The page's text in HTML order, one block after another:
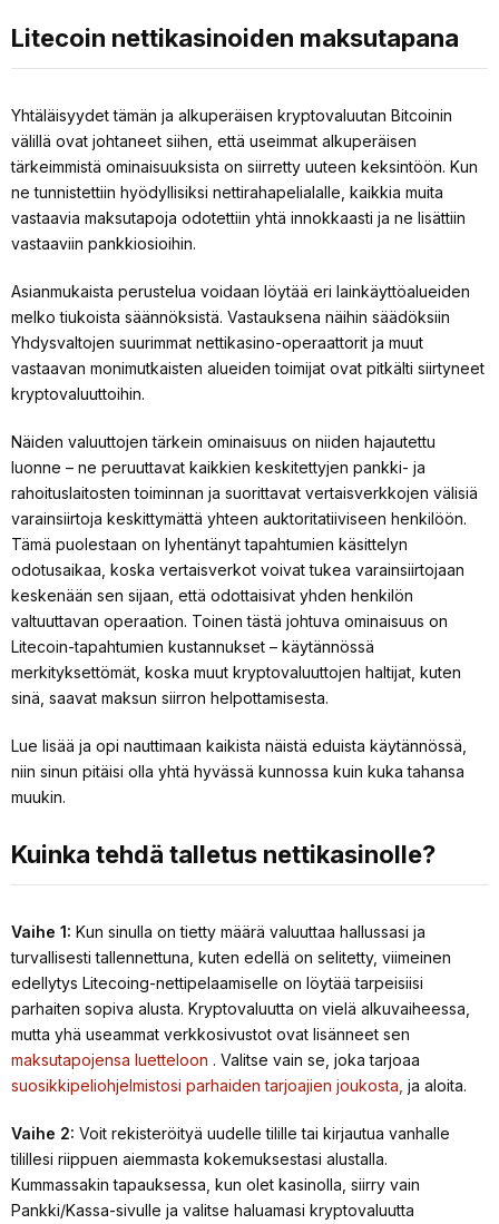
Litecoin nettikasinoiden maksutapana
Yhtäläisyydet tämän ja alkuperäisen kryptovaluutan Bitcoinin
välillä ovat johtaneet siihen, että useimmat alkuperäisen
tärkeimmistä ominaisuuksista on siirretty uuteen keksintöön. Kun
ne tunnistettiin hyödyllisiksi nettirahapelialalle, kaikkia muita
vastaavia maksutapoja odotettiin yhtä innokkaasti ja ne lisättiin
vastaaviin pankkiosioihin.
Asianmukaista perustelua voidaan löytää eri lainkäyttöalueiden
melko tiukoista säännöksistä. Vastauksena näihin säädöksiin
Yhdysvaltojen suurimmat nettikasino-operaattorit ja muut
vastaavan monimutkaisten alueiden toimijat ovat pitkälti siirtyneet
kryptovaluuttoihin.
Näiden valuuttojen tärkein ominaisuus on niiden hajautettu
luonne – ne peruuttavat kaikkien keskitettyjen pankki- ja
rahoituslaitosten toiminnan ja suorittavat vertaisverkkojen välisiä
varainsiirtoja keskittymättä yhteen auktoritatiiviseen henkilöön.
Tämä puolestaan on lyhentänyt tapahtumien käsittelyn
odotusaikaa, koska vertaisverkot voivat tukea varainsiirtojaan
keskenään sen sijaan, että odottaisivat yhden henkilön
valtuuttavan operaation. Toinen tästä johtuva ominaisuus on
Litecoin-tapahtumien kustannukset – käytännössä
merkityksettömät, koska muut kryptovaluuttojen haltijat, kuten
sinä, saavat maksun siirron helpottamisesta.
Lue lisää ja opi nauttimaan kaikista näistä eduista käytännössä,
niin sinun pitäisi olla yhtä hyvässä kunnossa kuin kuka tahansa
muukin.
Kuinka tehdä talletus nettikasinolle?
Vaihe 1: Kun sinulla on tietty määrä valuuttaa hallussasi ja
turvallisesti tallennettuna, kuten edellä on selitetty, viimeinen
edellytys Litecoing-nettipelaamiselle on löytää tarpeisiisi
parhaiten sopiva alusta. Kryptovaluutta on vielä alkuvaiheessa,
mutta yhä useammat verkkosivustot ovat lisänneet sen
maksutapojensa luetteloon . Valitse vain se, joka tarjoaa
suosikkipeliohjelmistosi parhaiden tarjoajien joukosta, ja aloita.
Vaihe 2: Voit rekisteröityä uudelle tilille tai kirjautua vanhalle
tilillesi riippuen aiemmasta kokemuksestasi alustalla.
Kummassakin tapauksessa, kun olet kasinolla, siirry vain
Pankki/Kassa-sivulle ja valitse haluamasi kryptovaluutta